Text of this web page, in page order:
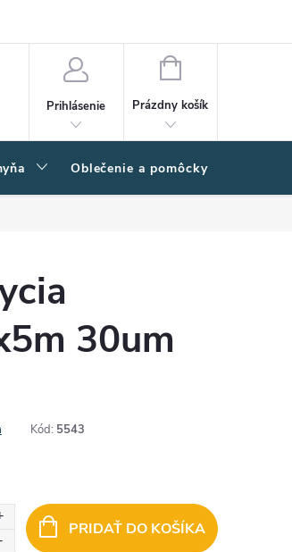
Prihlásenie
NÁKUPNÝ
Prázdny košík
Oblečenie a pomôcky
30um
Kód: 5543
PRIDAŤ DO KOŠÍKA